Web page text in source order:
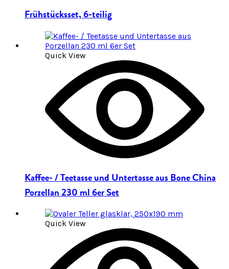
Frühstücksset, 6-teilig
Quick View
Kaffee- / Teetasse und Untertasse aus Bone China
Porzellan 230 ml 6er Set
Quick View